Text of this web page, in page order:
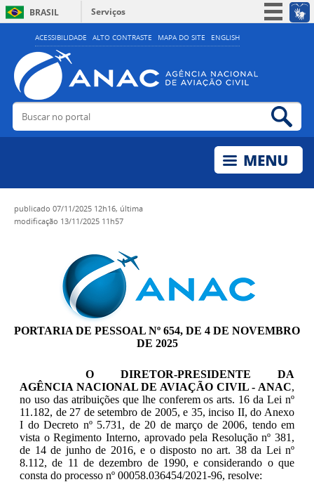
ACESSIBILIDADE ALTO CONTRASTE MAPA DO SITE ENGLISH
BRASIL
Serviços
Simplifique!
Acesso à informação
Legislação
Buscar no portal
publicado 07/11/2025 12h16, última
modificação 13/11/2025 11h57
PORTARIA DE PESSOAL Nº 654, DE 4 DE NOVEMBRO
DE 2025
O DIRETOR-PRESIDENTE DA
AGÊNCIA NACIONAL DE AVIAÇÃO CIVIL - ANAC,
no uso das atribuições que lhe conferem os arts. 16 da Lei nº
11.182, de 27 de setembro de 2005, e 35, inciso II, do Anexo
I do Decreto nº 5.731, de 20 de março de 2006, tendo em
vista o Regimento Interno, aprovado pela Resolução nº 381,
de 14 de junho de 2016, e o disposto no art. 38 da Lei nº
8.112, de 11 de dezembro de 1990, e considerando o que
consta do processo nº 00058.036454/2021-96, resolve: